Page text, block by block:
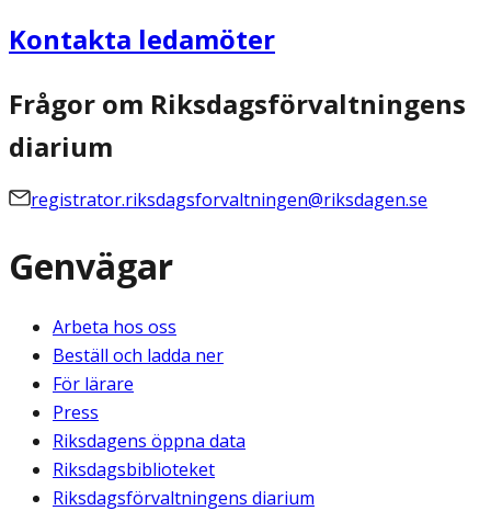
Kontakta ledamöter
Frågor om Riksdagsförvaltningens
diarium
registrator.riksdagsforvaltningen@riksdagen.se
Genvägar
Arbeta hos oss
Beställ och ladda ner
För lärare
Press
Riksdagens öppna data
Riksdagsbiblioteket
Riksdagsförvaltningens diarium